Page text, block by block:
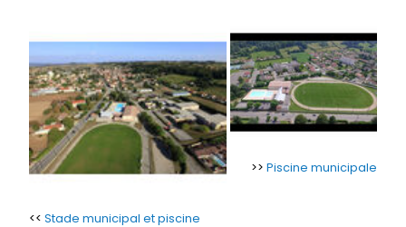
<< Stade municipal et piscine
>> Piscine municipale